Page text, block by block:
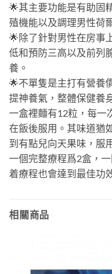
🌟其主要功能是有助固
殖機能以及調理男性荷
🌟除了針對男性在房事
低和預防三高以及前列
養。
🌟不單隻是主打有營養
提神養氣，整體保健養
一盒裡麵有12粒，每一
在飯後服用。其味道猶
到有點兒向天果味，服
一個完整療程爲2盒，
着療程也會達到最佳功
相關商品